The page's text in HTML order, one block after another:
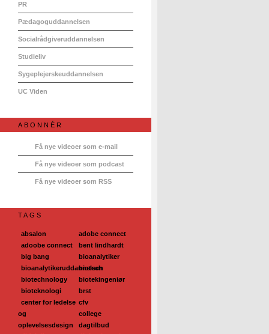
PR
Pædagoguddannelsen
Socialrådgiveruddannelsen
Studieliv
Sygeplejerskeuddannelsen
UC Viden
ABONNÉR
Få nye videoer som e-mail
Få nye videoer som podcast
Få nye videoer som RSS
TAGS
absalon
adobe connect
adoobe connect
bent lindhardt
big bang
bioanalytiker
bioanalytikeruddannelsen
biotech
biotechnology
biotekingeniør
bioteknologi
brst
center for ledelse
og
oplevelsesdesign
cfv
college
dagtilbud